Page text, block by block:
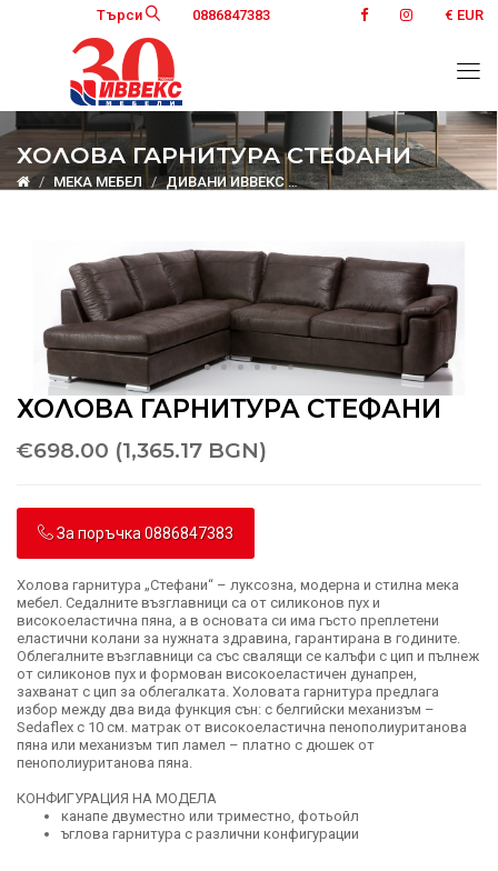
Търси 0886847383 € EUR
ХОЛОВА ГАРНИТУРА СТЕФАНИ
МЕКА МЕБЕЛ ДИВАНИ ИВВЕКС Холова гарнитура Стефани
ХОЛОВА ГАРНИТУРА СТЕФАНИ
€698.00 (1,365.17 BGN)
За поръчка 0886847383
Холова гарнитура „Стефани“ – луксозна, модерна и стилна мека
мебел. Седалните възглавници са от силиконов пух и
високоеластична пяна, а в основата си има гъсто преплетени
еластични колани за нужната здравина, гарантирана в годините.
Облегалните възглавници са със свалящи се калъфи с цип и пълнеж
от силиконов пух и формован високоеластичен дунапрен,
захванат с цип за облегалката. Холовата гарнитура предлага
избор между два вида функция сън: с белгийски механизъм –
Sedaflex с 10 см. матрак от високоеластична пенополиуританова
пяна или механизъм тип ламел – платно с дюшек от
пенополиуританова пяна.
КОНФИГУРАЦИЯ НА МОДЕЛА
канапе двуместно или триместно, фотьойл
ъглова гарнитура с различни конфигурации